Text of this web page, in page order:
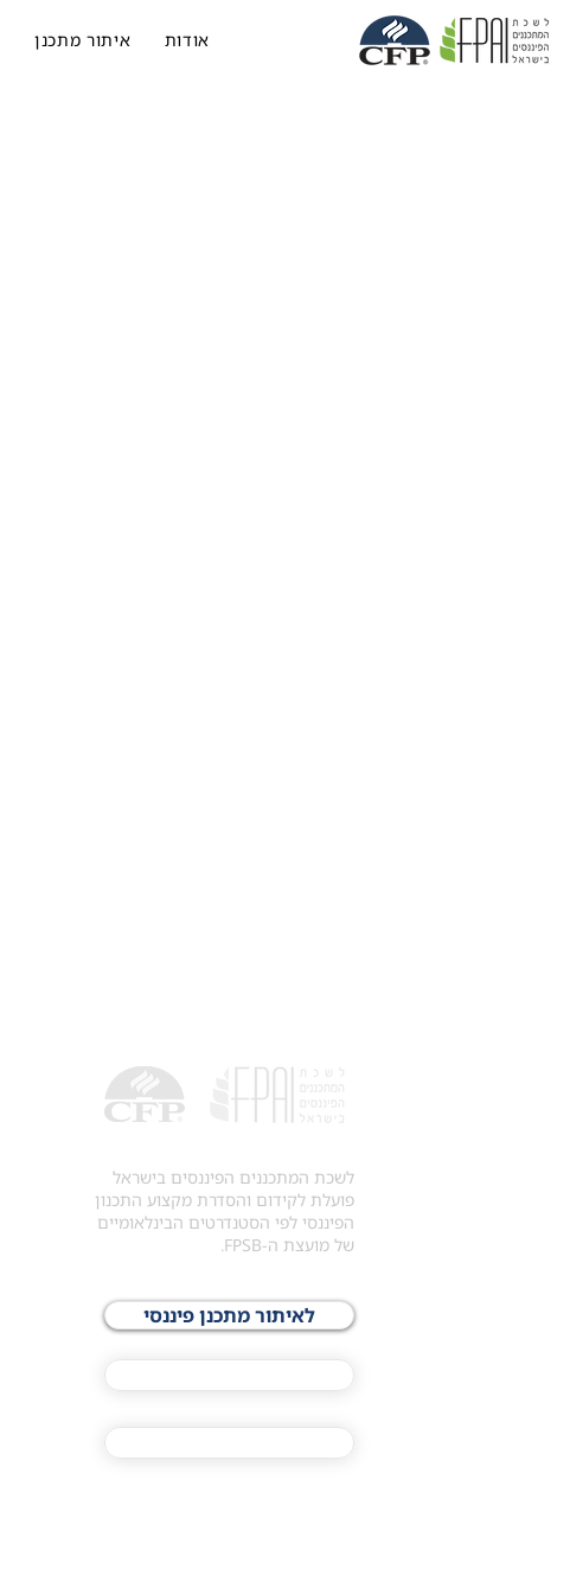
אודות איתור מתכנן
לשכת המתכננים הפיננסים בישראל
פועלת לקידום והסדרת מקצוע התכנון
הפיננסי לפי הסטנדרטים הבינלאומיים
של מועצת ה-FPSB.
לאיתור מתכנן פיננסי